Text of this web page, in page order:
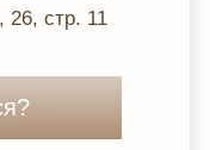
26, стр. 11